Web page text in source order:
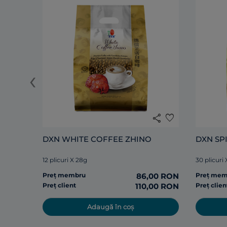
share favorite
DXN WHITE COFFEE ZHINO
12 plicuri X 28g
Preț membru
86,00 RON
Preț client 110,00 RON
Adaugă în coș
DXN
30 plicuri
Preț
Preț
‹